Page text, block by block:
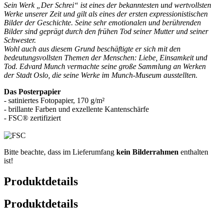
Sein Werk „Der Schrei“ ist eines der bekanntesten und wertvollsten
Werke unserer Zeit und gilt als eines der ersten expressionistischen
Bilder der Geschichte. Seine sehr emotionalen und berührenden
Bilder sind geprägt durch den frühen Tod seiner Mutter und seiner
Schwester.
Wohl auch aus diesem Grund beschäftigte er sich mit den
bedeutungsvollsten Themen der Menschen: Liebe, Einsamkeit und
Tod. Edvard Munch vermachte seine große Sammlung an Werken
der Stadt Oslo, die seine Werke im Munch-Museum ausstellten.
Das Posterpapier
- satiniertes Fotopapier, 170 g/m²
- brillante Farben und exzellente Kantenschärfe
- FSC® zertifiziert
Bitte beachte, dass im Lieferumfang kein Bilderrahmen enthalten
ist!
Produktdetails
Produktdetails